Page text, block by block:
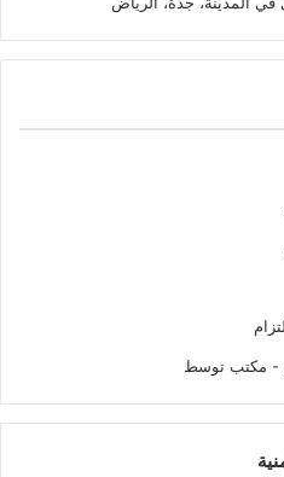
- مكتب توسط